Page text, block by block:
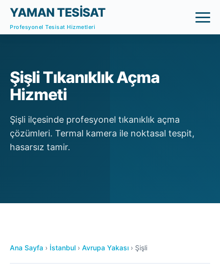
YAMAN TESİSAT
Profesyonel Tesisat Hizmetleri
Şişli Tıkanıklık Açma
Hizmeti
Şişli ilçesinde profesyonel tıkanıklık açma
çözümleri. Termal kamera ile noktasal tespit,
hasarsız tamir.
Ana Sayfa › İstanbul › Avrupa Yakası › Şişli